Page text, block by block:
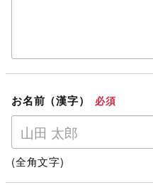
お名前（漢字） 必須
(全角文字)